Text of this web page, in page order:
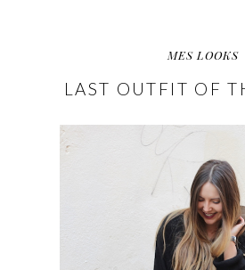
MES LOOKS
LAST OUTFIT OF